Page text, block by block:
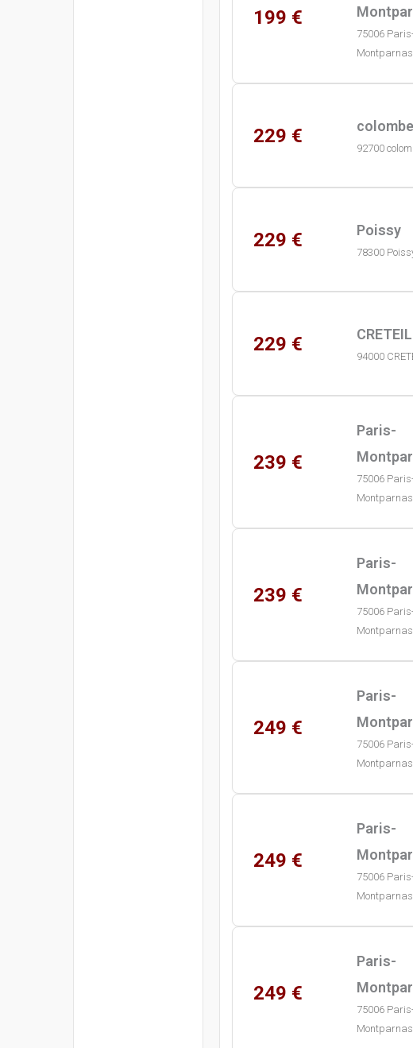
199 €
75006
229 €
92700
229 € Poissy
78300
229 € CRETEIL
94000
239 €
Paris-
75006
239 €
Paris-
75006
249 €
Paris-
75006
249 €
Paris-
75006
249 €
Paris-
75006